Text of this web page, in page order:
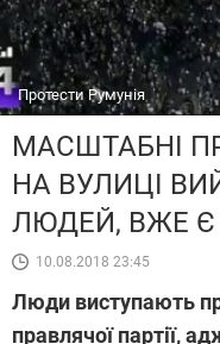
Протести Румунія
МАСШТАБНІ
НА ВУЛИЦІ
ЛЮДЕЙ, ВЖЕ Є
10.08.2018 23:45
Люди виступають
правлячої партії,